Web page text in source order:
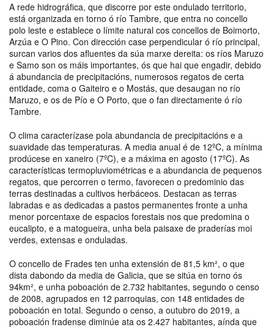
A rede hidrográfica, que discorre por este ondulado territorio,
está organizada en torno ó río Tambre, que entra no concello
polo leste e establece o límite natural cos concellos de Boimorto,
Arzúa e O Pino. Con dirección case perpendicular ó río principal,
surcan varios dos afluentes da súa marxe dereita: os ríos Maruzo
e Samo son os máis importantes, ós que hai que engadir, debido
á abundancia de precipitacións, numerosos regatos de certa
entidade, coma o Gaiteiro e o Mostás, que desaugan no río
Maruzo, e os de Pío e O Porto, que o fan directamente ó río
Tambre.
O clima caracterízase pola abundancia de precipitacións e a
suavidade das temperaturas. A media anual é de 12ºC, a mínima
prodúcese en xaneiro (7ºC), e a máxima en agosto (17ºC). As
características termopluviométricas e a abundancia de pequenos
regatos, que percorren o termo, favorecen o predominio das
terras destinadas a cultivos herbáceos. Destacan as terras
labradas e as dedicadas a pastos permanentes fronte a unha
menor porcentaxe de espacios forestais nos que predomina o
eucalipto, e a matogueira, unha bela paisaxe de praderías moi
verdes, extensas e onduladas.
O concello de Frades ten unha extensión de 81,5 km², o que
dista dabondo da media de Galicia, que se sitúa en torno ós
94km², e unha poboación de 2.732 habitantes, segundo o censo
de 2008, agrupados en 12 parroquias, con 148 entidades de
poboación en total. Segundo o censo, a outubro do 2019, a
poboación fradense diminúe ata os 2.427 habitantes, aínda que